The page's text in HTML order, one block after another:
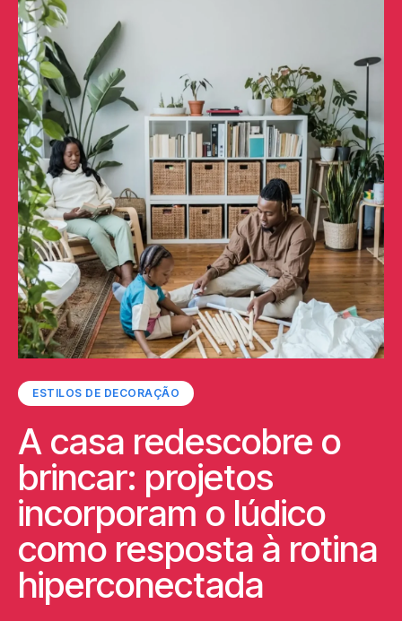
ESTILOS DE DECORAÇÃO
A casa redescobre o
brincar: projetos
incorporam o lúdico
como resposta à rotina
hiperconectada